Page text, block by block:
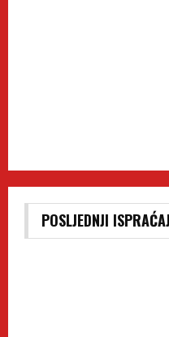
POSLJEDNJI